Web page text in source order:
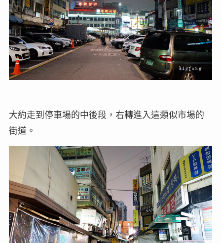
大約走到停車場的中後段，右轉進入這類似市場的
街道。